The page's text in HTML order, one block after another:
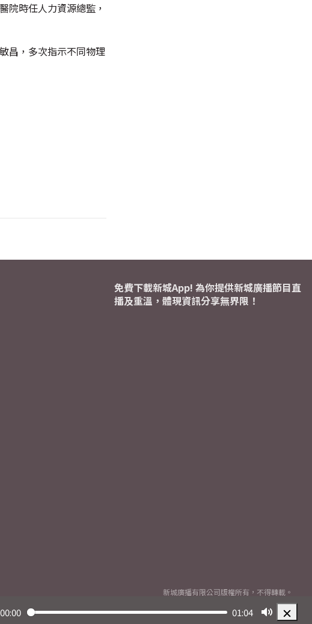
院時任人力資源總監，
昌，多次指示不同物理
00:00 01:04
免費下載新城App! 為你提供新城廣播節目直
播及重溫，體現資訊分享無界限！
新城廣播有限公司版權所有，不得轉載。
2026© Metro Broadcast Corporation Limited. All rights reserved.